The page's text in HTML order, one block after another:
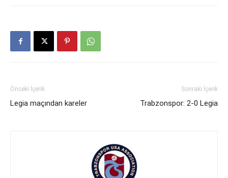
Önceki İçerik
Legia maçından kareler
Sonraki İçerik
Trabzonspor: 2-0 Legia